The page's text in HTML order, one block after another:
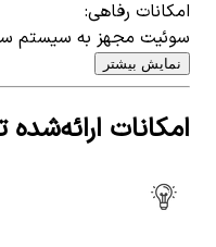
امکانات رفاهی:
سوئیت مجهز به سیستم
نمایش بیشتر
امکانات